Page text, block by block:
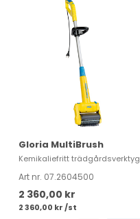
Gloria MultiBrush
Kemikaliefritt trädgårdsverktyg
Art nr. 07.2604500
2 360,00 kr
2 360,00 kr /st